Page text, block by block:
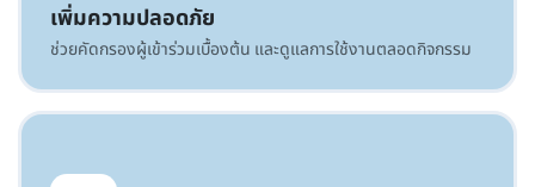
เพิ่มความปลอดภัย
ช่วยคัดกรองผู้เข้าร่วมเบื้องต้น และดูแลการใช้งานตลอดกิจกรรม